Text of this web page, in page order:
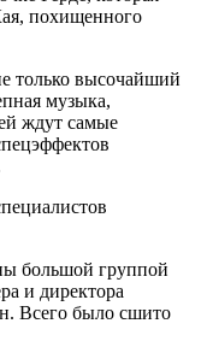
похищенного
только высочайший
музыка,
ждут самые
большой группой
и директора
Всего было сшито